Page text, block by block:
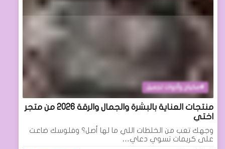
مكياج وأدوات تجميل
منتجات العناية بالبشرة والجمال والرقة 2026 من متجر
اختي
وجهك تعب من الخلطات اللي ما لها أصل؟ وفلوسك ضاعت
على كريمات تسوي دعاي…